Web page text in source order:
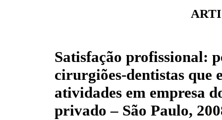
Satisfação profissional:
cirurgiões-dentistas que
atividades em empresa
privado – São Paulo,